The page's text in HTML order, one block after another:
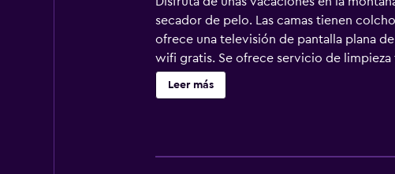
secador de pelo. Las camas tienen
ofrece una televisión de pantalla plana
wifi gratis. Se ofrece servicio de
esparcimiento en este hotel incluyen
abajo en las instalaciones o cerca del
Leer más